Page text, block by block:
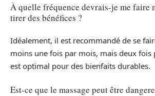
À quelle fréquence devrais-je me faire
tirer des bénéfices ?
Idéalement, il est recommandé de se
moins une fois par mois, mais deux fois
est optimal pour des bienfaits durables.
Est-ce que le massage peut être